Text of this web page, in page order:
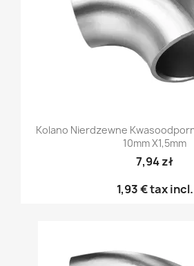
Kolano Nierdzewne
10mm X1,5mm
7,94 zł
1,93 €tax incl.